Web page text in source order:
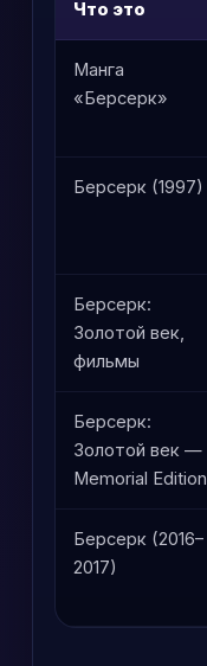
Что это
Манга
«Берсерк»
Берсерк (1997)
Берсерк:
Золотой век,
фильмы
Берсерк:
Золотой век —
Memorial Edition
Берсерк (2016–
2017)